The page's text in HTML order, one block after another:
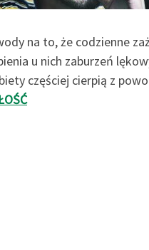
na to, że codzienne
u nich zaburzeń
częściej cierpią z